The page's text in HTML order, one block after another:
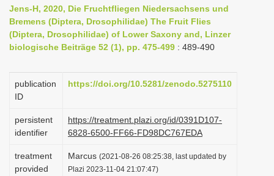
n
a
g
i
n
Jens-H, 2020, Die Fruchtfliegen Niedersachsens und
Bremens (Diptera, Drosophilidae) The Fruit Flies
(Diptera, Drosophilidae) of Lower Saxony and, Linzer
biologische Beiträge 52 (1), pp. 475-499 : 489-490
publication
ID
https://doi.org/10.5281/zenodo.5275110
persistent
identifier
https://treatment.plazi.org/id/0391D107-
6828-6500-FF66-FD98DC767EDA
treatment
provided
Marcus (2021-08-26 08:25:38, last updated by
Plazi 2023-11-04 21:07:47)